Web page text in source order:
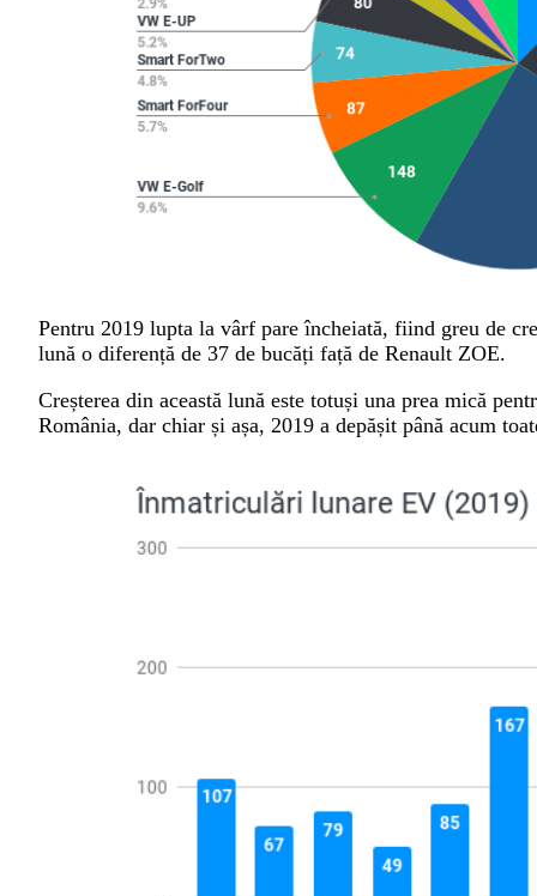
Pentru 2019 lupta la vârf pare încheiată, fiind greu de
lună o diferență de 37 de bucăți față de Renault ZOE.
Creșterea din această lună este totuși una prea mică
România, dar chiar și așa, 2019 a depășit până acum